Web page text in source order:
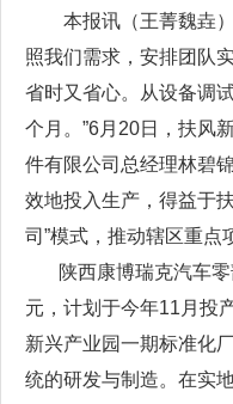
本报讯（王菁魏垚
照我们需求，安排团队
省时又省心。从设备调
个月。”6月20日，扶风
件有限公司总经理林碧
效地投入生产，得益于
司”模式，推动辖区重点
陕西康博瑞克汽车零
元，计划于今年11月投
新兴产业园一期标准化
统的研发与制造。在实